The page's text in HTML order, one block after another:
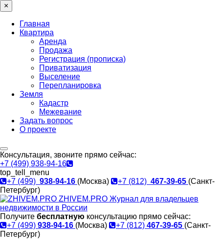
×
Главная
Квартира
Аренда
Продажа
Регистрация (прописка)
Приватизация
Выселение
Перепланировка
Земля
Кадастр
Межевание
Задать вопрос
О проекте
Консультация, звоните прямо сейчас:
+7 (499) 938-94-16
top_tell_menu
+7 (499) 938-94-16 (Москва) +7 (812) 467-39-65 (Санкт-
Петербург)
ZHIVEM.PRO Журнал для владельцев
недвижимости в России
Получите бесплатную консультацию прямо сейчас:
+7 (499) 938-94-16 (Москва) +7 (812) 467-39-65 (Санкт-
Петербург)